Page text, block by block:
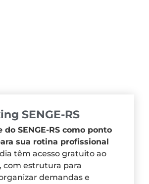
SENGE-RS
do SENGE-RS como ponto
sua rotina profissional
têm acesso gratuito ao
com estrutura para
demandas e